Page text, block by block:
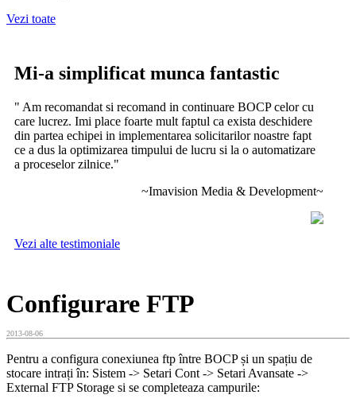
Vezi toate
Mi-a simplificat munca fantastic
" Am recomandat si recomand in continuare BOCP celor cu
care lucrez. Imi place foarte mult faptul ca exista deschidere
din partea echipei in implementarea solicitarilor noastre fapt
ce a dus la optimizarea timpului de lucru si la o automatizare
a proceselor zilnice."
~Imavision Media & Development~
Vezi alte testimoniale
Configurare FTP
2013-08-06
Pentru a configura conexiunea ftp între BOCP și un spațiu de
stocare intrați în: Sistem -> Setari Cont -> Setari Avansate ->
External FTP Storage si se completeaza campurile: